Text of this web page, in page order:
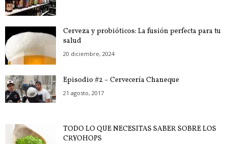
Cerveza y probióticos: La fusión perfecta para tu
salud
20 diciembre, 2024
Episodio #2 – Cervecería Chaneque
21 agosto, 2017
TODO LO QUE NECESITAS SABER SOBRE LOS
CRYOHOPS